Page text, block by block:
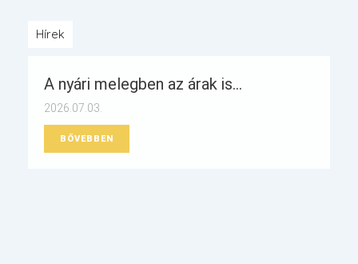
Hírek
A nyári melegben az árak is...
2026.07.03.
BŐVEBBEN